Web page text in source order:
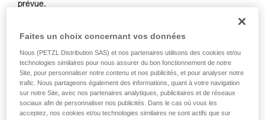
de la reproduire en autonomie.
Nous donnons des exemples de techniques
liées à votre activité. Il peut en exister d’autres
que nous ne décrivons pas ici.
prévue.
de connexion de l'appareil.
• Évaluez la possibilité que le mousqueton se mette en
mauvaise position et la stabilité de cette mauvaise position.
• Vérifiez les risques d'interférence entre les éléments du
système et la bague du mousqueton.
Remarque
Faites un choix concernant vos données
Nous (PETZL Distribution SAS) et nos partenaires utilisons des cookies et/ou
technologies similaires pour nous assurer du bon fonctionnement de notre
Site, pour personnaliser notre contenu et nos publicités, et pour analyser notre
trafic. Nous partageons également des informations, quant à votre navigation
sur notre Site, avec nos partenaires analytiques, publicitaires et de réseaux
sociaux afin de personnaliser nos publicités. Dans le cas où vous les
acceptez, nos cookies et/ou technologies similaires ne sont actifs que sur